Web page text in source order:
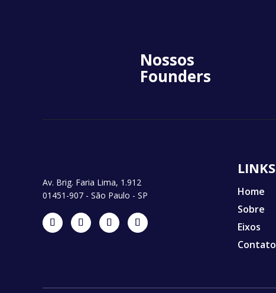
Nossos
Founders
Av. Brig. Faria Lima, 1.912
01451-907 - São Paulo - SP
LINKS
Home
Sobre
Eixos
Contato